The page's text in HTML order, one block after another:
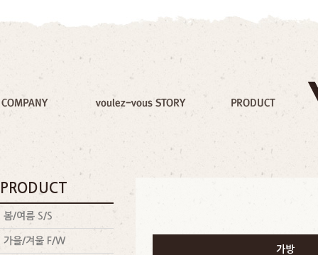
PRODUCT
봄/여름 S/S
가을/겨울 F/W
가방